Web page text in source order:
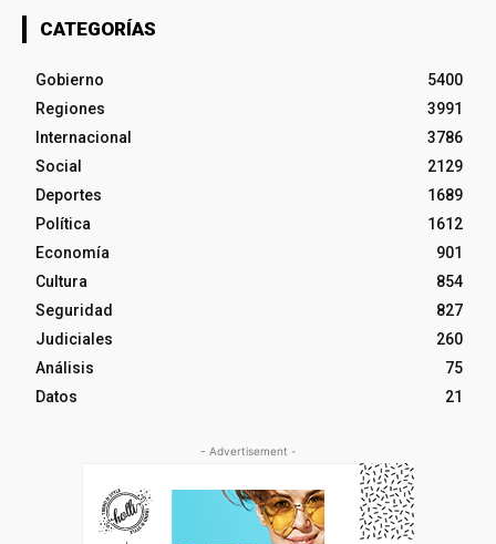
CATEGORÍAS
Gobierno
5400
Regiones
3991
Internacional
3786
Social
2129
Deportes
1689
Política
1612
Economía
901
Cultura
854
Seguridad
827
Judiciales
260
Análisis
75
Datos
21
- Advertisement -